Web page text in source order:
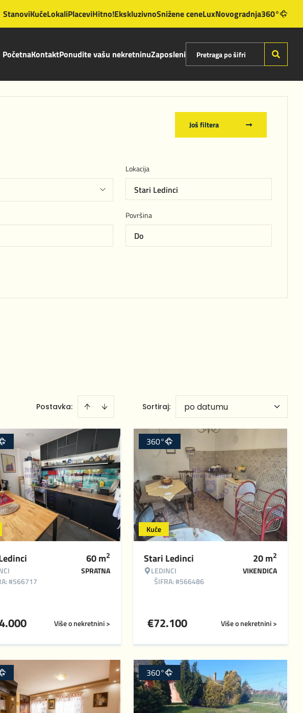
StanoviKućeLokaliPlaceviHitno!EkskluzivnoSnižene ceneLuxNovogradnja360°
PočetnaKontaktPonudite vašu nekretninuZaposleni
Još filtera
Lokacija
Stari Ledinci
Površina
Postavka: Sortiraj: po datumu
#566717
60m2
SPRATNA
Više o nekretnini >
Kuće
360°
Stari Ledinci
LEDINCI
ŠIFRA: #566486
20m2
VIKENDICA
Više o nekretnini >
€72.100
360°